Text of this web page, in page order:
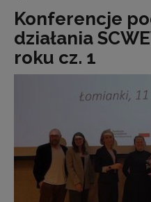
Konferencje
działania
roku cz. 1